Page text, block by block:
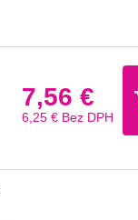
7,56 €
6,25 € Bez DPH